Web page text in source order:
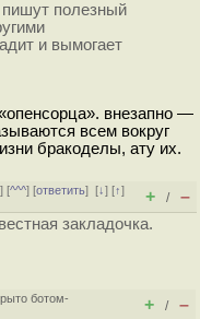
полезный
и вымогает
внезапно —
всем вокруг
бракоделы, ату их.
] [^^^] [ответить][↓] [↑]
+ / –
закладочка.
ботом-
+ / –